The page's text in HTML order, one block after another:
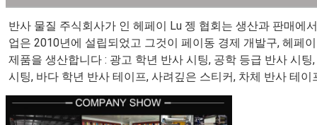
반사 물질 주식회사가 인 헤페이 Lu 젱 협회는 생산과 판매에
업은 2010년에 설립되었고 그것이 페이동 경제 개발구, 헤페
제품을 생산합니다 : 광고 학년 반사 시팅, 공학 등급 반사 시
시팅, 바다 학년 반사 테이프, 사려깊은 스티커, 차체 반사 테